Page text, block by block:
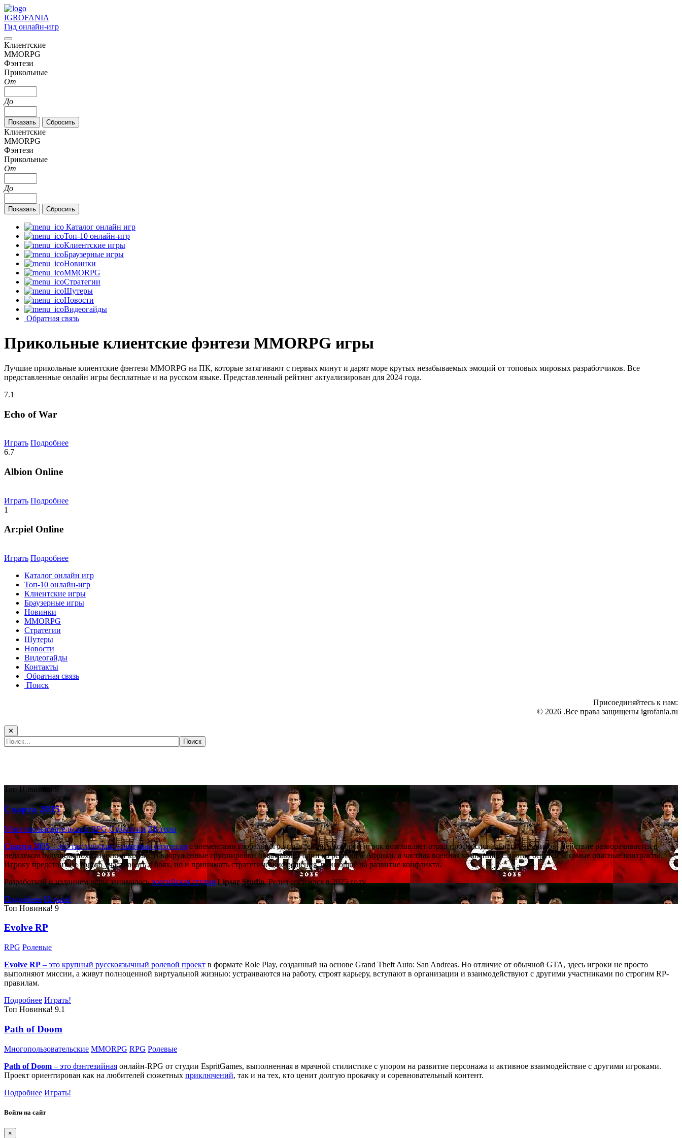
IGROFANIA
Гид онлайн-игр
Клиентские
MMORPG
Фэнтези
Прикольные
От
До
Клиентские
MMORPG
Фэнтези
Прикольные
От
До
Каталог онлайн игр
Топ-10 онлайн-игр
Клиентские игры
Браузерные игры
Новинки
MMORPG
Стратегии
Шутеры
Новости
Видеогайды
Обратная связь
Прикольные клиентские фэнтези MMORPG игры
Лучшие прикольные клиентские фэнтези MMORPG на ПК, которые затягивают с первых минут и дарят море крутых незабываемых эмоций от топовых мировых разработчиков. Все
представленные онлайн игры бесплатные и на русском языке. Представленный рейтинг актуализирован для 2024 года.
7.1
Echo of War
Играть Подробнее
6.7
Albion Online
Играть Подробнее
1
Ar:piel Online
Играть Подробнее
Каталог онлайн игр
Топ-10 онлайн-игр
Клиентские игры
Браузерные игры
Новинки
MMORPG
Стратегии
Шутеры
Новости
Видеогайды
Контакты
Обратная связь
Поиск
Присоединяйтесь к нам:
© 2026 .Все права защищены igrofania.ru
✕
Топ Новинка! 9
Спарта 2035
Многопользовательские RPG Стратегии Шутеры
Спарта 2035– это тактическаяпошаговая стратегияс элементами глобального управления, в которой игрок возглавляет отряд профессиональных наёмников. Действие разворачивается в
недалёком будущем: политический кризис и вооружённые группировки охватывают один из регионов Африки, а частная военная компания «Спарта» берётся за самые опасные контракты.
Игроку предстоит не только участвовать в боях, но и принимать стратегические решения, влияющие на развитие конфликта.
Разработкой и изданием игры занималасьроссийская студия Lipsar Studio. Релиз состоялся в 2025 году.
Подробнее Играть!
Топ Новинка! 9
Evolve RP
RPG Ролевые
Evolve RP – это крупный русскоязычный ролевой проект в формате Role Play, созданный на основе Grand Theft Auto: San Andreas. Но отличие от обычной GTA, здесь игроки не просто
выполняют миссии, а живут полноценной виртуальной жизнью: устраиваются на работу, строят карьеру, вступают в организации и взаимодействуют с другими участниками по строгим RP-
правилам.
Подробнее Играть!
Топ Новинка! 9.1
Path of Doom
Многопользовательские MMORPG RPG Ролевые
Path of Doom – это фэнтезийная онлайн-RPG от студии EspritGames, выполненная в мрачной стилистике с упором на развитие персонажа и активное взаимодействие с другими игроками.
Проект ориентирован как на любителей сюжетных приключений, так и на тех, кто ценит долгую прокачку и соревновательный контент.
Подробнее Играть!
Войти на сайт
×